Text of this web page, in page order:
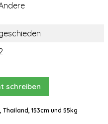
schreiben
153cm und 55kg